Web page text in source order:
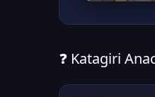
❓ Katagiri